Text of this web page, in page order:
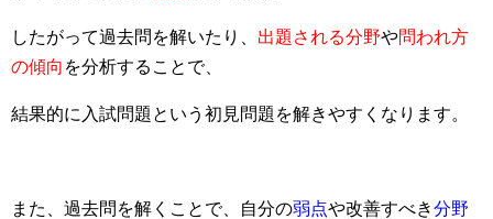
したがって過去問を解いたり、 出題される分野や問われ方
の傾向 を分析することで、
結果的に入試問題という初見問題を解きやすくなります。
また、過去問を解くことで、自分の弱点や改善すべき分野